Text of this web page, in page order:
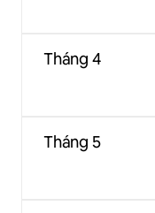
Tháng 4
Tháng 5